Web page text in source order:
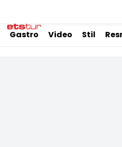
Gastro Video Stil